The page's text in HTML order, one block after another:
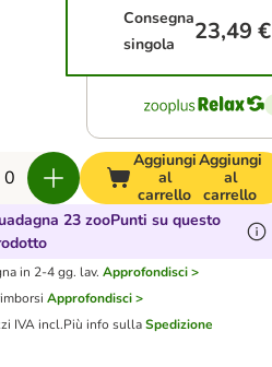
Consegna
singola
23,49 €
Aggiungi
al
carrello
Aggiungi
al
carrello
23 zooPunti su questo
in 2-4 gg. lav. Approfondisci >
Approfondisci >
IVA incl.Più info sullaSpedizione